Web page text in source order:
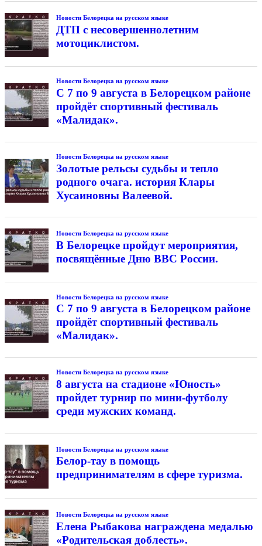
Новости Белорецка на русском языке
ДТП с несовершеннолетним
мотоциклистом.
Новости Белорецка на русском языке
С 7 по 9 августа в Белорецком районе
пройдёт спортивный фестиваль
«Малидак».
Новости Белорецка на русском языке
Золотые рельсы судьбы и тепло
родного очага. история Клары
Хусаиновны Валеевой.
Новости Белорецка на русском языке
В Белорецке пройдут мероприятия,
посвящённые Дню ВВС России.
Новости Белорецка на русском языке
С 7 по 9 августа в Белорецком районе
пройдёт спортивный фестиваль
«Малидак».
Новости Белорецка на русском языке
8 августа на стадионе «Юность»
пройдет турнир по мини-футболу
среди мужских команд.
Новости Белорецка на русском языке
Белор-тау в помощь
предпринимателям в сфере туризма.
Новости Белорецка на русском языке
Елена Рыбакова награждена медалью
«Родительская доблесть».